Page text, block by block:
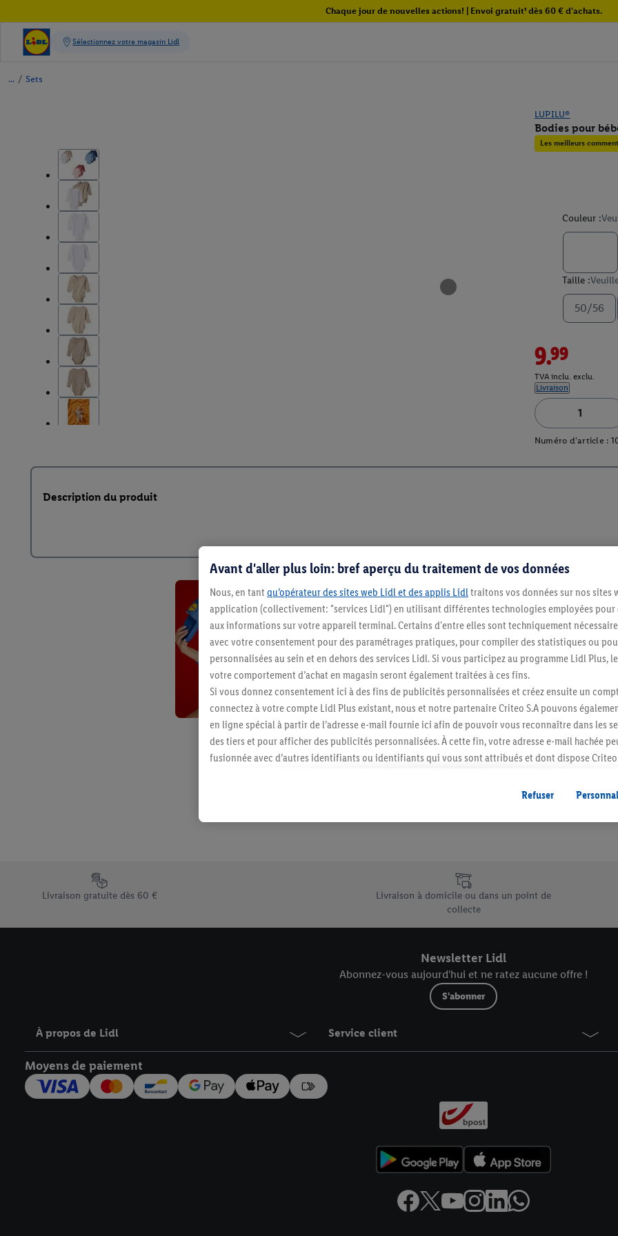
Chaque jour de nouvelles actions! | Envoi gratuit¹ dès 60 € d'achats.
/ Sets
LUPILU®
Bodies pour
Les meilleurs
Couleur :
Taille :
50/56
9.99
TVA inclu. exclu.
Livraison
Numéro d'article :
Description du produit
Restez au
Abonnez-vous à la
S'abonner
Élément du pied de page avec les différents arguments de vente uniques de Lidl.be
Livraison gratuite dès 60 €
Livraison à domicile ou dans un point de
collecte
Newsletter Lidl
Abonnez-vous aujourd'hui et ne ratez aucune offre !
S'abonner
À propos de Lidl Service client
Moyens de paiement
Avant d'aller plus loin: bref aperçu du traitement de vos données
Nous, en tant qu’opérateur des sites web Lidl et des applis Lidltraitons vos données sur nos sites
application (collectivement: "services Lidl") en utilisant différentes technologies employées pour
aux informations sur votre appareil terminal. Certains d'entre elles sont techniquement
avec votre consentement pour des paramétrages pratiques, pour compiler des statistiques ou
personnalisées au sein et en dehors des services Lidl. Si vous participez au programme Lidl Plus,
votre comportement d’achat en magasin seront également traitées à ces fins.
Si vous donnez consentement ici à des fins de publicités personnalisées et créez ensuite un
connectez à votre compte Lidl Plus existant, nous et notre partenaire Criteo S.A pouvons
en ligne spécial à partir de l’adresse e-mail fournie ici afin de pouvoir vous reconnaître dans les
des tiers et pour afficher des publicités personnalisées. À cette fin, votre adresse e-mail hachée
fusionnée avec d’autres identifiants ou identifiants qui vous sont attribués et dont dispose Criteo
vous avez montré de l’intérêt (par exemple en plaçant le produit dans un panier d’un webshop
l’achat) peuvent également être affichées sur plusieurs apppareils et plusieurs services de Lidl si
plusieurs services de Lidl peuvent vous être attribués en utilisant votre adresse e-mail hachée et,
En cliquant sur « Refuser », vous pouvez autoriser uniquement l’utilisation des technologies
« Accepter », vous autorisez tous les traitements pour toutes les finalités susmentionnées. Vous
Refuser